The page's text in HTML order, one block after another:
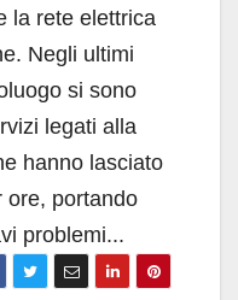
la rete elettrica
Negli ultimi
si sono
legati alla
hanno lasciato
ore, portando
problemi...